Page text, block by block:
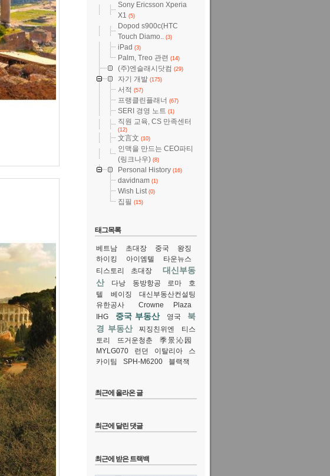
Sony Ericsson Xperia
X1 (5)
Dopod s900c(HTC
Touch Diamo.. (3)
iPad (3)
Palm, Treo 관련 (14)
(주)엔슬래시닷컴 (29)
자기 개발 (175)
서적 (57)
프랭클린플래너 (67)
SERI 경영 노트 (1)
직원 교육, CS 만족센터
(12)
文言文 (10)
인맥을 만드는 CEO파티
(링크나우) (8)
Personal History (16)
davidnam (1)
Wish List(0)
집필 (15)
태그목록
베트남 초대장 중국
왕징
하이킹
아이엠텔
타운뉴스
티스토리 초대장
대신부동
산
다낭 동방항공 로마
호
텔
베이징
대신부동산컨설팅
유한공사
Crowne Plaza
IHG
중국 부동산 영국
북
경 부동산
찌징친위엔
티스
토리
뜨거운청춘
季景沁园
MYLG070
런던 이탈리아
스
카이팀
SPH-M6200 블랙잭
최근에 올라온 글
최근에 달린 댓글
최근에 받은 트랙백